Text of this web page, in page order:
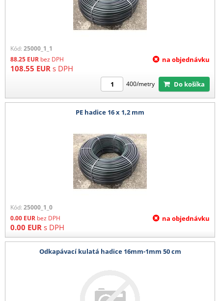
Kód: 25000_1_1
88.25 EUR bez DPH
108.55 EUR s DPH
na objednávku
400/metry Do košíka
PE hadice 16 x 1,2 mm
Kód: 25000_1_0
0.00 EUR bez DPH
0.00 EUR s DPH
na objednávku
Odkapávací kulatá hadice 16mm-1mm 50 cm